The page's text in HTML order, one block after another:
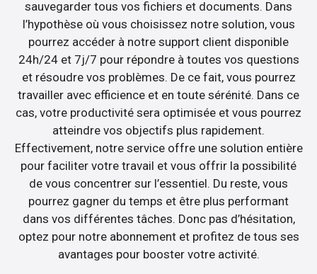
sauvegarder tous vos fichiers et documents. Dans
l’hypothèse où vous choisissez notre solution, vous
pourrez accéder à notre support client disponible
24h/24 et 7j/7 pour répondre à toutes vos questions
et résoudre vos problèmes. De ce fait, vous pourrez
travailler avec efficience et en toute sérénité. Dans ce
cas, votre productivité sera optimisée et vous pourrez
atteindre vos objectifs plus rapidement.
Effectivement, notre service offre une solution entière
pour faciliter votre travail et vous offrir la possibilité
de vous concentrer sur l’essentiel. Du reste, vous
pourrez gagner du temps et être plus performant
dans vos différentes tâches. Donc pas d’hésitation,
optez pour notre abonnement et profitez de tous ses
avantages pour booster votre activité.